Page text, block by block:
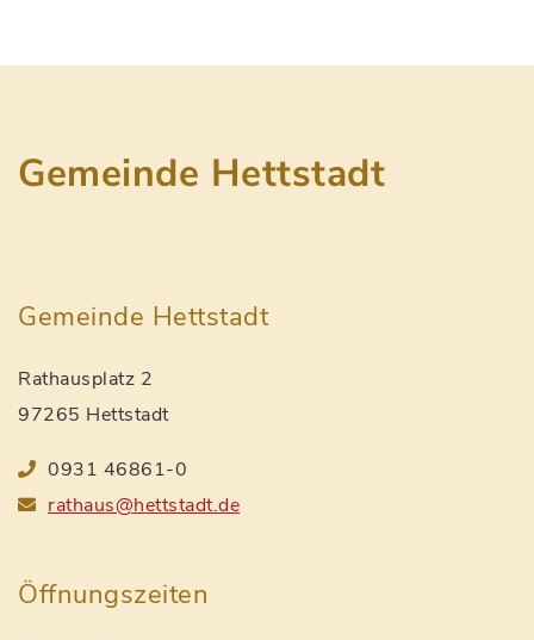
Gemeinde Hettstadt
Gemeinde Hettstadt
Rathausplatz 2
97265 Hettstadt
0931 46861-0
rathaus@hettstadt.de
Öffnungszeiten